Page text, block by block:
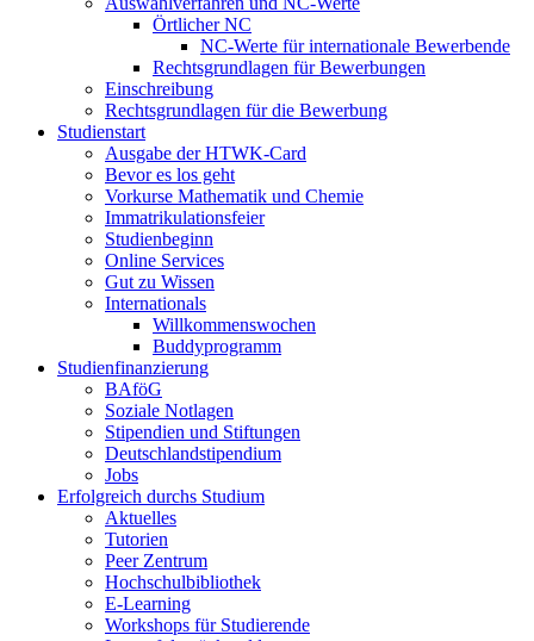
Örtlicher NC
NC-Werte für internationale Bewerbende
Rechtsgrundlagen für Bewerbungen
Einschreibung
Rechtsgrundlagen für die Bewerbung
Studienstart
Ausgabe der HTWK-Card
Bevor es los geht
Vorkurse Mathematik und Chemie
Immatrikulationsfeier
Studienbeginn
Online Services
Gut zu Wissen
Internationals
Willkommenswochen
Buddyprogramm
Studienfinanzierung
BAföG
Soziale Notlagen
Stipendien und Stiftungen
Deutschlandstipendium
Jobs
Erfolgreich durchs Studium
Aktuelles
Tutorien
Peer Zentrum
Hochschulbibliothek
E-Learning
Workshops für Studierende